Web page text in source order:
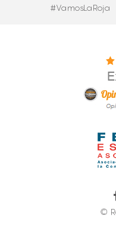
#VamosLaRoja
©